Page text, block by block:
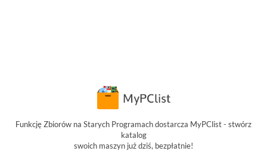
Funkcję Zbiorów na Starych Programach dostarcza MyPClist - stwórz
katalog
swoich maszyn już dziś, bezpłatnie!